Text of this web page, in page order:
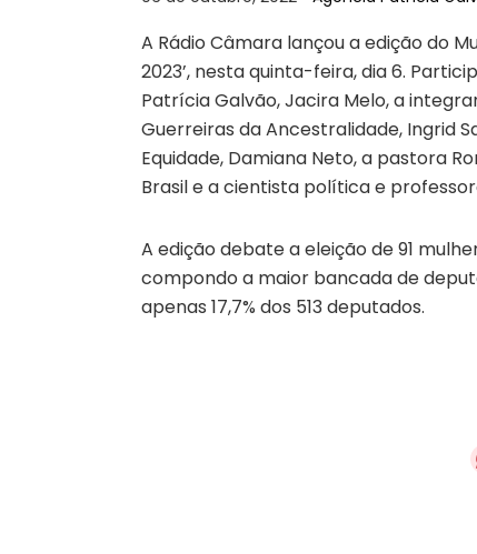
A Rádio Câmara lançou a edição do
2023’, nesta quinta-feira, dia 6.
Patrícia Galvão, Jacira Melo, a
Guerreiras da Ancestralidade, Ingrid
Equidade, Damiana Neto, a pastora
Brasil e a cientista política e
A edição debate a eleição de 91
compondo a maior bancada de
apenas 17,7% dos 513 deputados.